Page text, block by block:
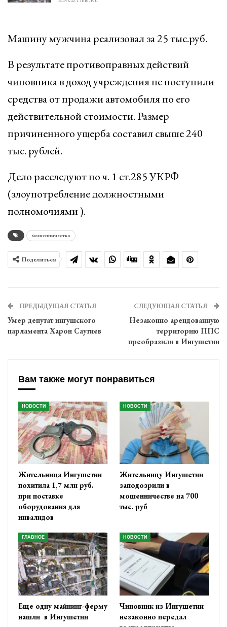
Машину мужчина реализовал за 25 тыс.руб.
В результате противоправных действий
чиновника в доход учреждения не поступили
средства от продажи автомобиля по его
действительной стоимости. Размер
причиненного ущерба составил свыше 240
тыс. рублей.
Дело расследуют по ч. 1 ст.285 УКРФ
(злоупотребление должностными
полномочиями ).
мошенничество
Поделиться
ПРЕДЫДУЩАЯ СТАТЬЯ
Умер депутат ингушского
парламента Харон Саутиев
СЛЕДУЮЩАЯ СТАТЬЯ
Незаконно арендованную
территорию ППС
преобразили в Ингушетии
Вам также могут понравиться
НОВОСТИ
Жительница Ингушетии
похитила 1,7 млн руб.
при поставке
оборудования для
инвалидов
НОВОСТИ
Жительницу Ингушетии
заподозрили в
мошенничестве на 700
тыс. руб
ГЛАВНОЕ
Еще одну майнинг-ферму
нашли в Ингушетии
НОВОСТИ
Чиновник из Ингушетии
незаконно передал